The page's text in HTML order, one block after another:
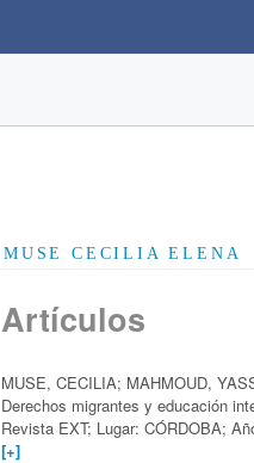
MUSE CECILIA ELENA
Artículos
MUSE, CECILIA; MAHMOUD,
Derechos migrantes y educación
Revista EXT; Lugar: CÓRDOBA;
[+]